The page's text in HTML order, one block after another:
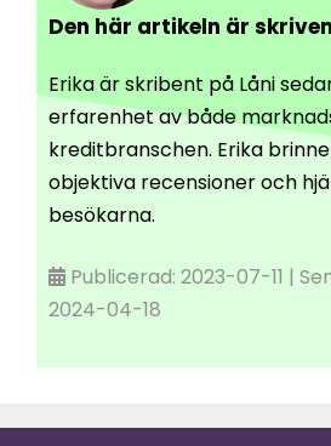
Den här artikeln är
Erika är skribent på Låni
erfarenhet av både
kreditbranschen. Erika
objektiva recensioner och
besökarna.
Publicerad: 2023-07-11 |
2024-04-18